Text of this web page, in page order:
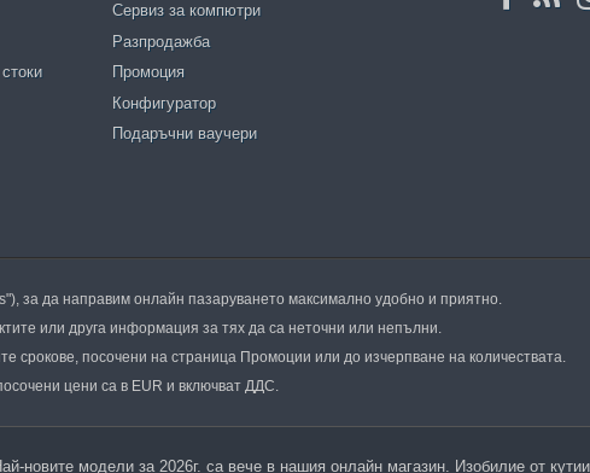
Сервиз за компютри
Разпродажба
Промоция
Конфигуратор
Подаръчни ваучери
за да направим онлайн пазаруването максимално удобно и приятно.
или друга информация за тях да са неточни или непълни.
срокове, посочени на страница Промоции или до изчерпване на количествата.
цени са в EUR и включват ДДС.
модели за 2026г. са вече в нашия онлайн магазин. Изобилие от